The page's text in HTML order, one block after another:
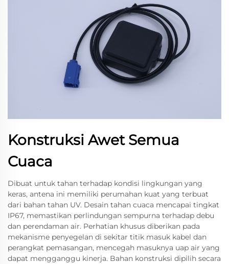
Konstruksi Awet Semua
Cuaca
Dibuat untuk tahan terhadap kondisi lingkungan yang
keras, antena ini memiliki perumahan kuat yang terbuat
dari bahan tahan UV. Desain tahan cuaca mencapai tingkat
IP67, memastikan perlindungan sempurna terhadap debu
dan perendaman air. Perhatian khusus diberikan pada
mekanisme penyegelan di sekitar titik masuk kabel dan
perangkat pemasangan, mencegah masuknya uap air yang
dapat mengganggu kinerja. Bahan konstruksi dipilih secara